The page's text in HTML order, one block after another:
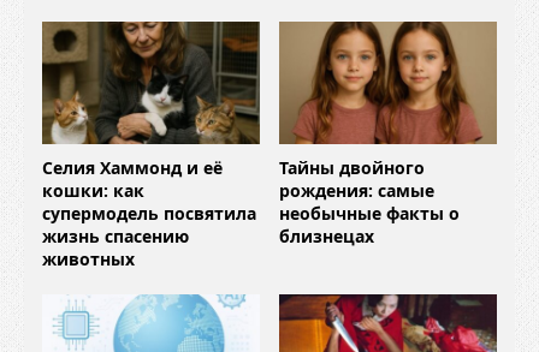
Селия Хаммонд и её
кошки: как
супермодель посвятила
жизнь спасению
животных
Тайны двойного
рождения: самые
необычные факты о
близнецах